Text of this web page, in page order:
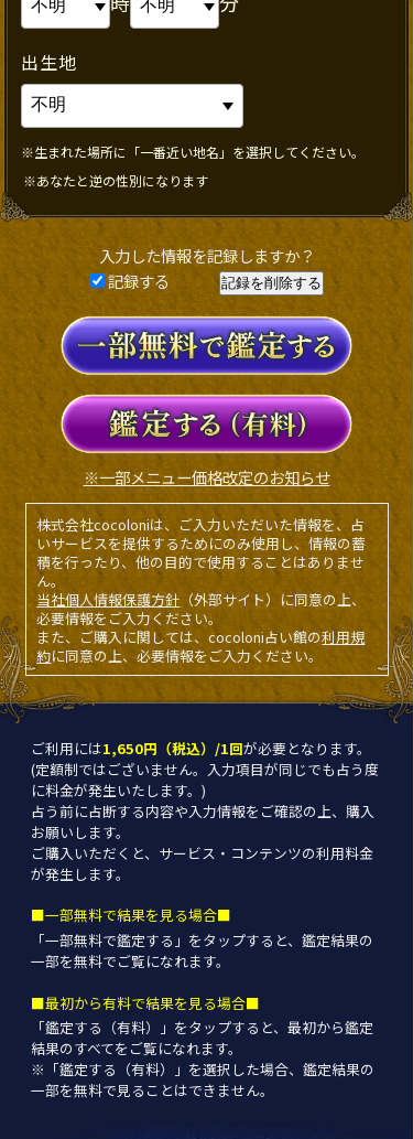
出生地
※生まれた場所に「一番近い地名」を選択してください。
※あなたと逆の性別になります
入力した情報を記録しますか？
記録する
※一部メニュー価格改定のお知らせ
株式会社cocoloniは、ご入力いただいた情報を、占
いサービスを提供するためにのみ使用し、情報の蓄
積を行ったり、他の目的で使用することはありませ
ん。
当社個人情報保護方針 （外部サイト）に同意の上、
必要情報をご入力ください。
また、ご購入に関しては、cocoloni占い館の利用規
約に同意の上、必要情報をご入力ください。
ご利用には1,650円（税込）/1回が必要となります。
(定額制ではございません。入力項目が同じでも占う度
に料金が発生いたします。)
占う前に占断する内容や入力情報をご確認の上、購入
お願いします。
ご購入いただくと、サービス・コンテンツの利用料金
が発生します。
■一部無料で結果を見る場合■
「一部無料で鑑定する」をタップすると、鑑定結果の
一部を無料でご覧になれます。
■最初から有料で結果を見る場合■
「鑑定する（有料）」をタップすると、最初から鑑定
結果のすべてをご覧になれます。
※「鑑定する（有料）」を選択した場合、鑑定結果の
一部を無料で見ることはできません。